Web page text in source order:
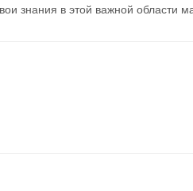
знания в этой важной области